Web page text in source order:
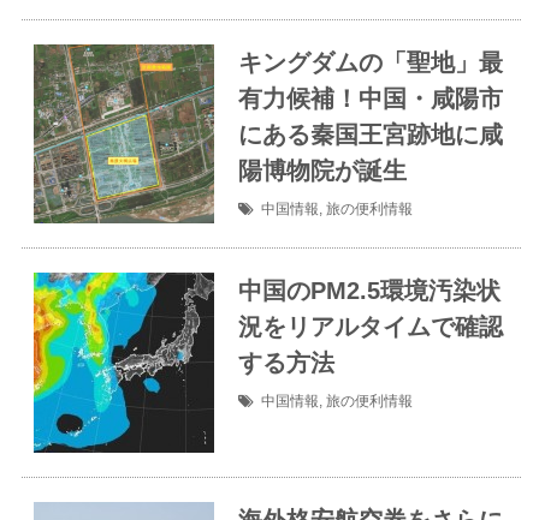
キングダムの「聖地」最
有力候補！中国・咸陽市
にある秦国王宮跡地に咸
陽博物院が誕生
中国情報, 旅の便利情報
中国のPM2.5環境汚染状
況をリアルタイムで確認
する方法
中国情報, 旅の便利情報